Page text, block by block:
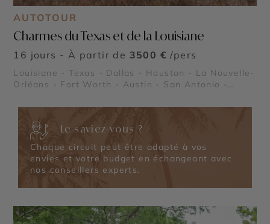
AUTOTOUR
Charmes du Texas et de la Louisiane
16 jours - À partir de 3500 € /pers
Louisiane - Texas - Dallas - Houston - La Nouvelle-
Orléans - Fort Worth - Austin - San Antonio -
Le Pays Cajun - Le Quartier Français de la Nouvelle
de Fort Worth - Missions de San Antonio - Le River
Walk de San Antonio - Les ranchs au Texas
Le saviez-vous ?
Chaque circuit peut être adapté à vos
envies et votre budget en échangeant avec
nos conseillers experts.